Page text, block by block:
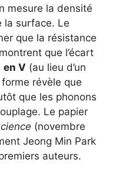
mesure la densité
la surface. Le
que la résistance
que l’écart
en V (au lieu d’un
révèle que
que les phonons
Le papier
(novembre
Jeong Min Park
auteurs.